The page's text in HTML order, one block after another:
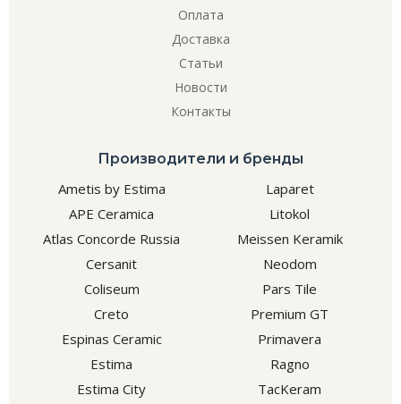
Оплата
Доставка
Статьи
Новости
Контакты
Производители и бренды
Ametis by Estima
APE Ceramica
Atlas Concorde Russia
Cersanit
Coliseum
Creto
Espinas Ceramic
Estima
Estima City
Laparet
Litokol
Meissen Keramik
Neodom
Pars Tile
Premium GT
Primavera
Ragno
TacKeram